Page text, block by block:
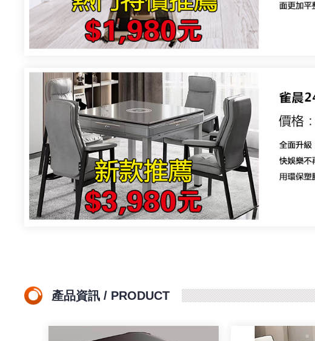
產品資訊 / PRODUCT